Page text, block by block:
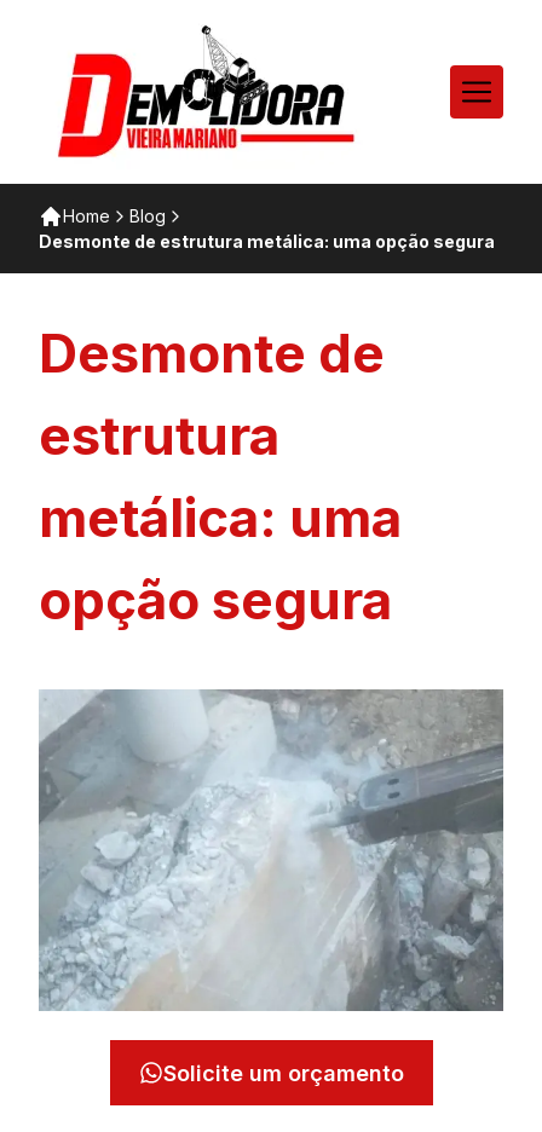
Home
Blog
Desmonte de estrutura metálica: uma opção segura
Desmonte de
estrutura
metálica: uma
opção segura
Solicite um orçamento